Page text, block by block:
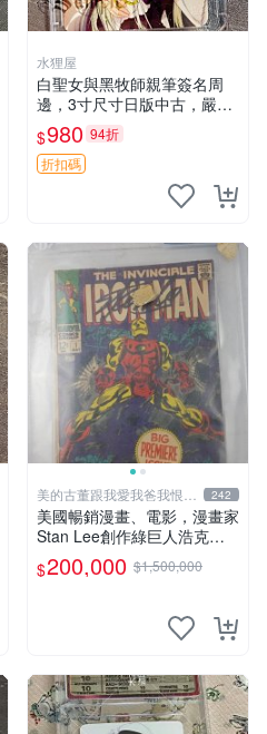
水狸屋
白聖女與黑牧師親筆簽名周
邊，3寸尺寸日版中古，嚴選
初瑕默認含原裝卡磚。快速發
貨僅存數量稀少。 和武葉佐
乃 規格 和武はざの 白聖女與
$980 94折
折扣碼
美的古董跟我愛我爸我恨壞
人
242
美國暢銷漫畫、電影，漫畫家
Stan Lee創作綠巨人浩克、
蜘蛛人、X戰警、鋼鐵人，鋼
鐵人是世界最有錢總裁拯救國
8鋼鐵人第一集簽名漫畫
$200,000 $1,500,000